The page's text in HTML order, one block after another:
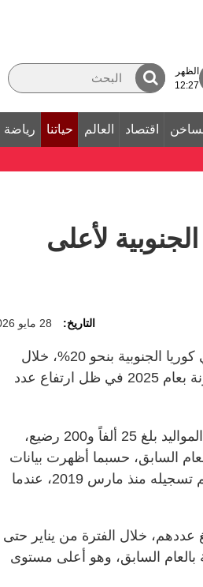
الظهر
12:27
اقتصاد العالم حياتنا رياضة
لأعلى
التاريخ: 28 مايو 2026
أظهرت بيانات حكومية، أمس، ارتفاع عدد المواليد في كوريا الجنوبية بنحو 20%، خلال
مارس الماضي، لأعلى مستوى منذ سبعة أعوام، مقارنة بعام 2025 في ظل ارتفاع عدد
وذكرت وكالة يونهاب الكورية الجنوبية للأنباء، أن عدد المواليد بلغ 25 ألفاً و200 رضيع،
نسبته 19.4% مقارنة بالعام السابق، حسبما أظهرت بيانات
وزارة البيانات والإحصاء. ويعد هذا أعلى عدد مواليد يتم تسجيله منذ مارس 2019، عندما
المواليد يرتفع منذ يوليو 2024، إذ بلغ عددهم، خلال الفترة من يناير حتى
و13، بارتفاع 14.8%، مقارنة بالعام السابق، وهو أعلى مستوى